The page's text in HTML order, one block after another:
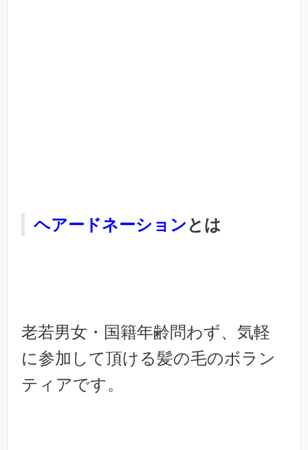
ヘアードネーション とは
老若男女・国籍年齢問わず、気軽
に参加して頂ける髪の毛のボラン
ティアです。